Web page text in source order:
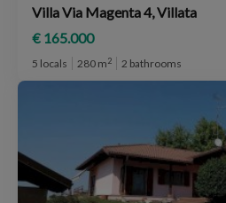
Villa Via Magenta 4, Villata
€ 165.000
5 locals 280 m2 2 bathrooms